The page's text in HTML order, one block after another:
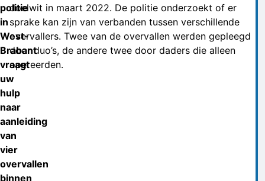
politie
in
West-
Brabant
vraagt
uw
hulp
naar
aanleiding
van
vier
overvallen
binnen
doelwit in maart 2022. De politie onderzoekt of er
sprake kan zijn van verbanden tussen verschillende
overvallers. Twee van de overvallen werden gepleegd
door duo’s, de andere twee door daders die alleen
opereerden.